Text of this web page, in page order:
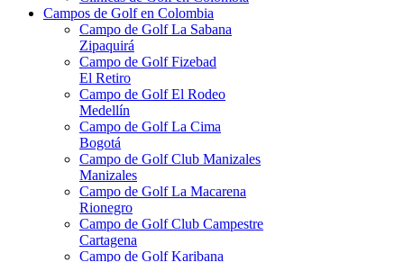
Campos de Golf en Colombia
Campo de Golf La Sabana
Zipaquirá
Campo de Golf Fizebad
El Retiro
Campo de Golf El Rodeo
Medellín
Campo de Golf La Cima
Bogotá
Campo de Golf Club Manizales
Manizales
Campo de Golf La Macarena
Rionegro
Campo de Golf Club Campestre
Cartagena
Campo de Golf Karibana